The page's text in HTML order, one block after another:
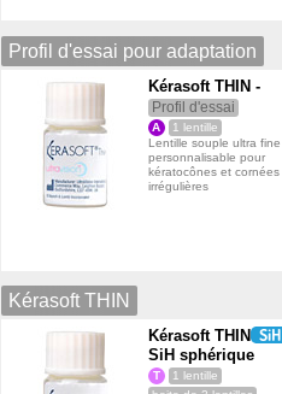
· Annuel
Profil d'essai pour adaptation
Kérasoft THIN -
Profil d'essai
A
1 lentille
Lentille souple ultra fine
personnalisable pour
kératocônes et cornées
irrégulières
Kérasoft THIN
Kérasoft THIN
SiH sphérique
T
1 lentille